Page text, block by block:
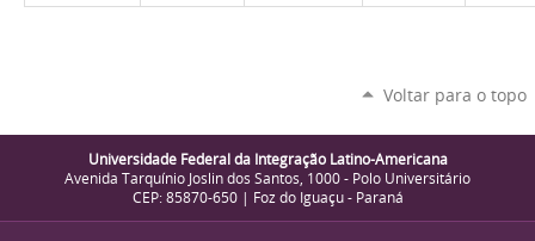
Voltar para o topo
Universidade Federal da Integração Latino-Americana
Avenida Tarquínio Joslin dos Santos, 1000 - Polo Universitário
CEP: 85870-650 | Foz do Iguaçu - Paraná